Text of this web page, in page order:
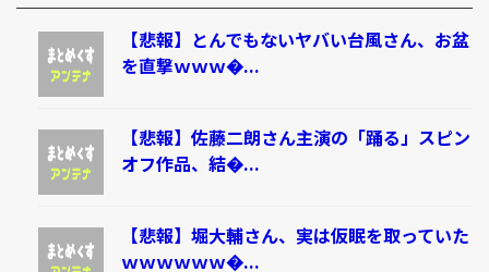
【悲報】とんでもないヤバい台風さん、お盆
を直撃ｗｗｗ�...
【悲報】佐藤二朗さん主演の「踊る」スピン
オフ作品、結�...
【悲報】堀大輔さん、実は仮眠を取っていた
ｗｗｗｗｗｗ�...